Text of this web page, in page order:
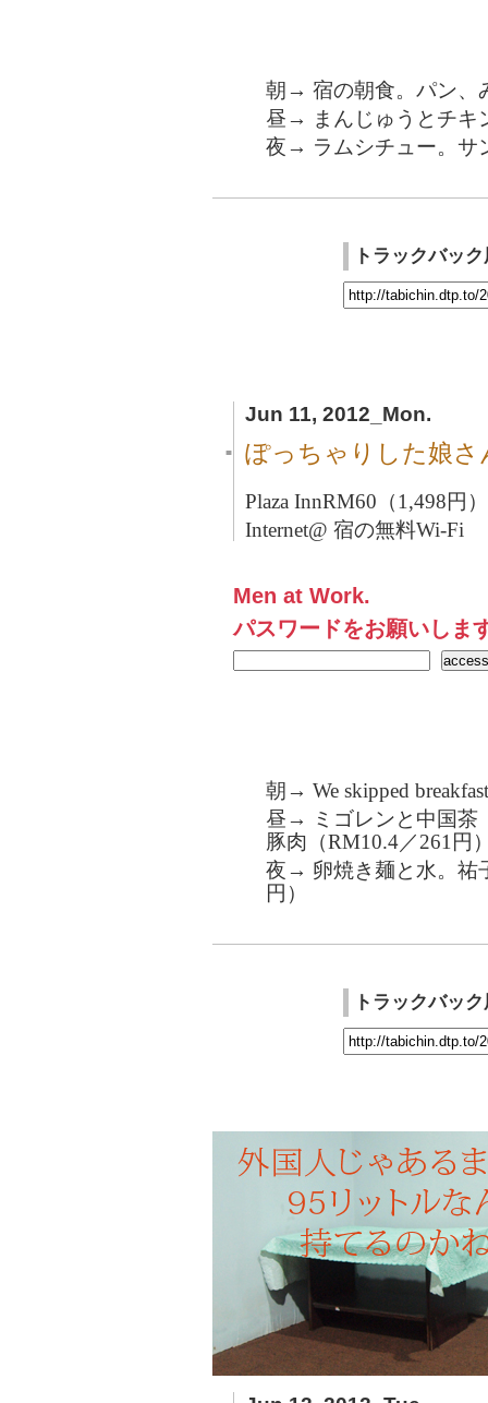
朝→ 宿の朝食。パン、
昼→ まんじゅうとチキ
夜→ ラムシチュー。サ
トラックバッ
Jun 11, 2012_Mon.
■ ぽっちゃりした娘
Plaza InnRM60（1,498円）
Internet@ 宿の無料Wi-Fi
Men at Work.
パスワードをお願いしま
朝→ We skipped
昼→ ミゴレンと中国茶
豚肉（RM10.4／261円
夜→ 卵焼き麺と水。祐
円）
トラックバッ